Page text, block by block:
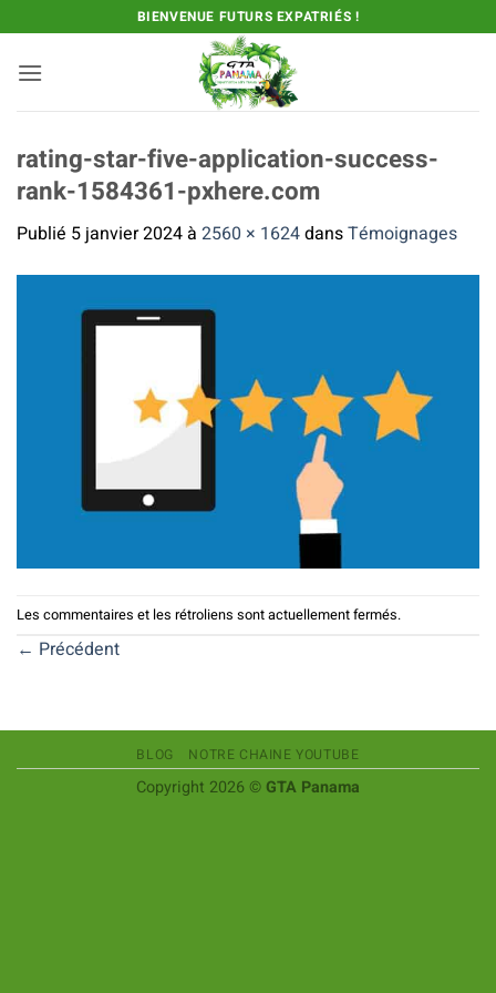
au
contenu
BIENVENUE FUTURS EXPATRIÉS !
rating-star-five-application-success-
rank-1584361-pxhere.com
Publié 5 janvier 2024à 2560 × 1624dansTémoignages
Les commentaires et les rétroliens sont actuellement fermés.
← Précédent
BLOG NOTRE CHAINE YOUTUBE
Copyright 2026 ©GTA Panama